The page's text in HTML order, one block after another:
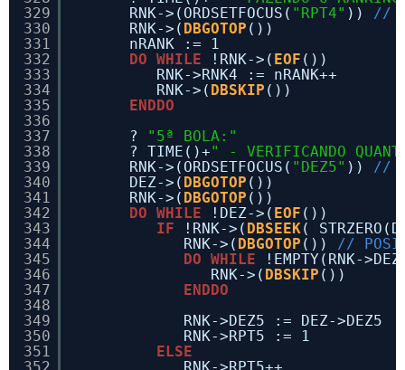
329
330
331
332
333
334
335
336
337
338
339
340
341
342
343
344
345
346
347
348
349
350
351
RNK->(ORDSETFOCUS( "RPT4" )) //
RNK->( DBGOTOP ())
nRANK := 1
DO WHILE !RNK->( EOF ())
RNK->RNK4 := nRANK++
RNK->( DBSKIP ())
ENDDO
?
"5ª BOLA:"
? TIME()+" - VERIFICANDO
RNK->(ORDSETFOCUS( "DEZ5" )) //
DEZ->( DBGOTOP ())
RNK->( DBGOTOP ())
DO WHILE !DEZ->( EOF ())
IF
!RNK->( DBSEEK(
RNK->( DBGOTOP ()) //
DO WHILE
!EMPTY(RNK-
RNK->( DBSKIP ())
ENDDO
RNK->DEZ5 := DEZ->DEZ5
RNK->RPT5 := 1
ELSE